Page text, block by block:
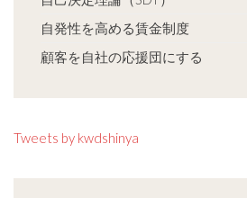
自発性を高める賃金制度
顧客を自社の応援団にする
Tweets by kwdshinya